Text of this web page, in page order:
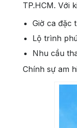
TP.HCM. Với
Giờ ca đặc
Lộ trình
Nhu cầu
Chính sự am